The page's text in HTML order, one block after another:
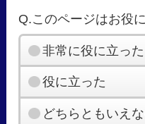
Q.このページはお役
非常に役に立った
役に立った
どちらともいえ